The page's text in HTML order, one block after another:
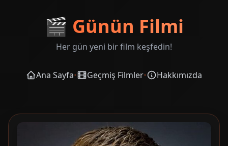
🎬 Günün Filmi
Her gün yeni bir film keşfedin!
Ana Sayfa• Geçmiş Filmler• Hakkımızda